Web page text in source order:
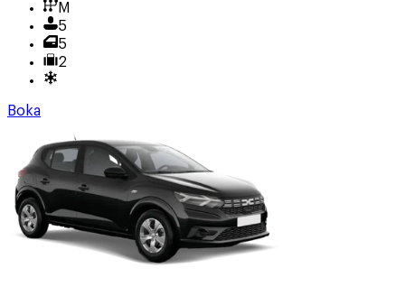
M
5
5
2
Boka